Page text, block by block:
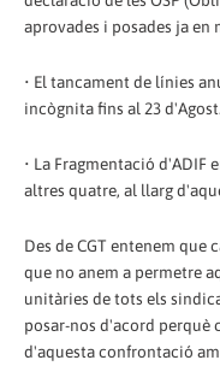
aprovades i posades ja en
• El tancament de línies
incògnita fins al 23 d'Agost.
• La Fragmentació d'ADIF
altres quatre, al llarg
Des de CGT entenem que
que no anem a permetre
unitàries de tots els
posar-nos d'acord perquè
d'aquesta confrontació